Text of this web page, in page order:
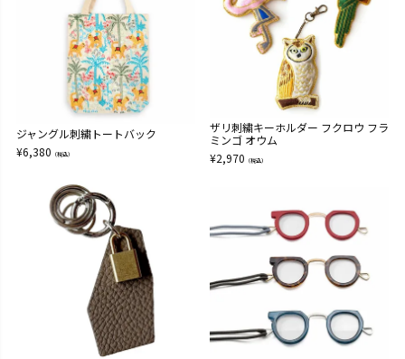
ジャングル刺繍トートバック
¥6,380 （税込）
ザリ刺繍キーホルダー フクロウ フラ
ミンゴ オウム
¥2,970 （税込）